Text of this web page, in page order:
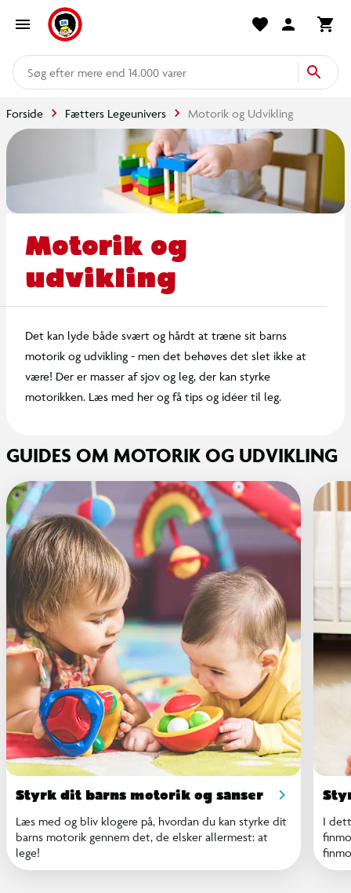
mere end 14.000 varer
Forside Fætters Legeunivers Motorik og Udvikling
Motorik og
udvikling
Det kan lyde både svært og hårdt at træne sit barns
motorik og udvikling - men det behøves det slet ikke at
være! Der er masser af sjov og leg, der kan styrke
motorikken. Læs med her og få tips og idéer til leg.
GUIDES OM MOTORIK OG UDVIKLING
Styrk dit barns motorik og sanser
Læs med og bliv klogere på, hvordan du kan styrke dit
barns motorik gennem det, de elsker allermest: at
lege!
I